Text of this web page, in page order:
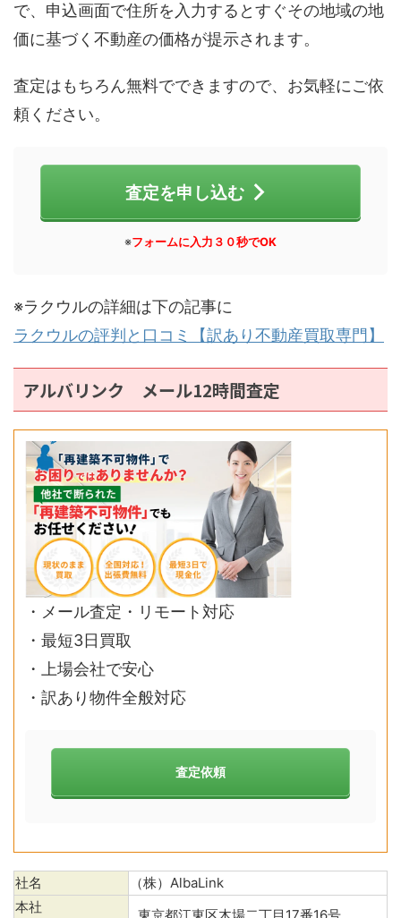
で、申込画面で住所を入力するとすぐその地域の地
価に基づく不動産の価格が提示されます。
査定はもちろん無料でできますので、お気軽にご依
頼ください。
査定を申し込む
※フォームに入力３０秒でOK
※ラクウルの詳細は下の記事に
ラクウルの評判と口コミ【訳あり不動産買取専門】
アルバリンク メール12時間査定
・メール査定・リモート対応
・最短3日買取
・上場会社で安心
・訳あり物件全般対応
査定依頼
社名
（株）AlbaLink
本社